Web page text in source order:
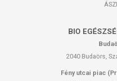
BIO
2040 Budaörs,
Fény utcai piac